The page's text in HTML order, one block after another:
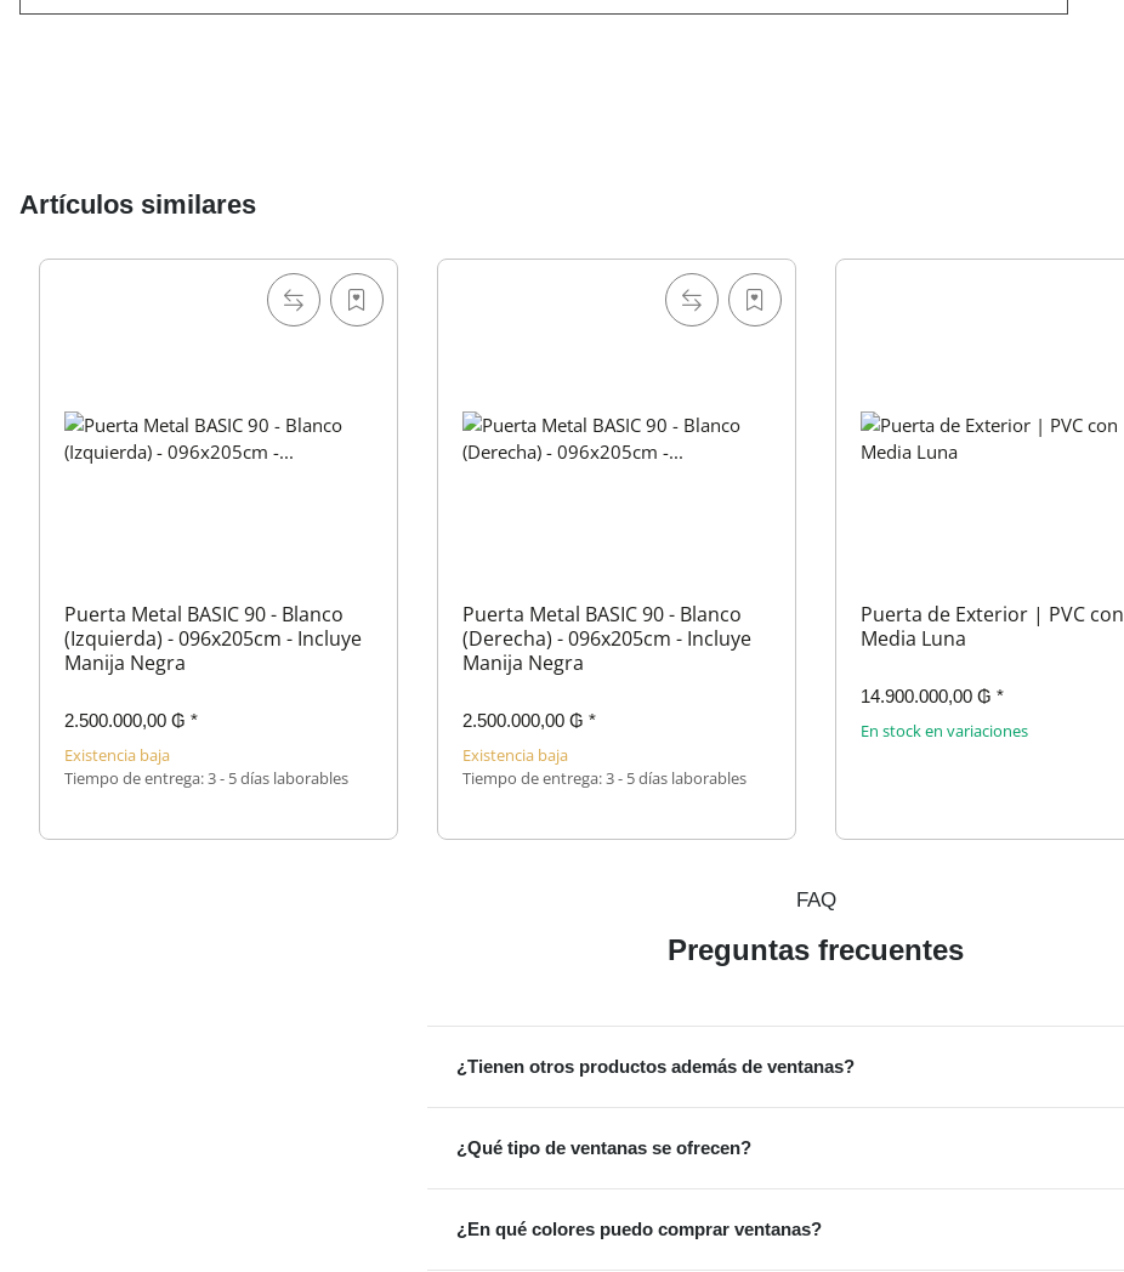
Artículos similares
Puerta Metal BASIC 90 - Blanco
(Izquierda) - 096x205cm - Incluye
Manija Negra
2.500.000,00 ₲ *
Existencia baja
Tiempo de entrega:3 - 5 días laborables
Puerta Metal BASIC 90 - Blanco
(Derecha) - 096x205cm - Incluye
Manija Negra
2.500.000,00 ₲ *
Existencia baja
Tiempo de entrega:3 - 5 días laborables
Puerta de Exterior | PVC con
Media Luna
14.900.000,00 ₲ *
En stock en variaciones
FAQ
Preguntas frecuentes
¿Tienen otros productos además de ventanas?
¿Qué tipo de ventanas se ofrecen?
¿En qué colores puedo comprar ventanas?